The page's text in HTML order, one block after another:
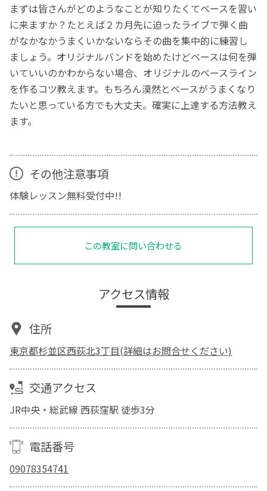
まずは皆さんがどのようなことが知りたくてベースを習い
に来ますか？たとえば２カ月先に迫ったライブで弾く曲
がなかなかうまくいかないならその曲を集中的に練習し
ましょう。オリジナルバンドを始めたけどベースは何を弾
いていいのかわからない場合、オリジナルのベースライン
を作るコツ教えます。もちろん漠然とベースがうまくなり
たいと思っている方でも大丈夫。確実に上達する方法教え
ます。
その他注意事項
体験レッスン無料受付中!!
この教室に問い合わせる
アクセス情報
住所
東京都杉並区西荻北3丁目(詳細はお問合せください)
交通アクセス
JR中央・総武線 西荻窪駅 徒歩3分
電話番号
09078354741